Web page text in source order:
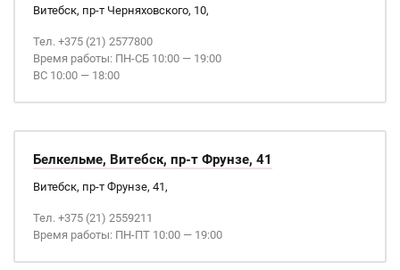
Витебск, пр-т Черняховского, 10,
Тел. +375 (21) 2577800
Время работы: ПН-СБ 10:00 — 19:00
ВС 10:00 — 18:00
Белкельме, Витебск, пр-т Фрунзе, 41
Витебск, пр-т Фрунзе, 41,
Тел. +375 (21) 2559211
Время работы: ПН-ПТ 10:00 — 19:00